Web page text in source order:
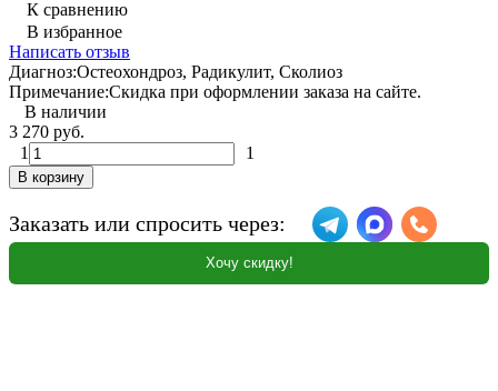
К сравнению
В избранное
Написать отзыв
Диагноз:Остеохондроз, Радикулит, Сколиоз
Примечание:Скидка при оформлении заказа на сайте.
В наличии
3 270 руб.
1
1
В корзину
Заказать или спросить через:
Хочу скидку!